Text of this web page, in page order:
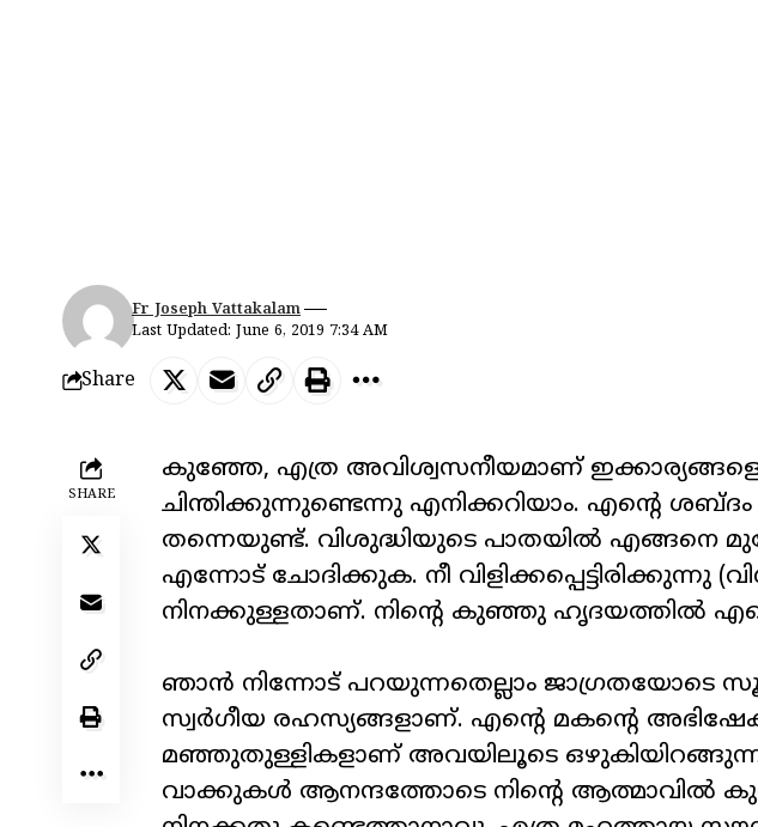
Last Updated: June 6, 2019 7:34 AM
Fr Joseph Vattakalam
Share
SHARE
കുഞ്ഞേ, എത്ര അവിശ്വസനീയമാണ്
ചിന്തിക്കുന്നുണ്ടെന്നു എനിക്കറിയാം. എന്റെ
തന്നെയുണ്ട്. വിശുദ്ധിയുടെ പാതയിൽ എങ്ങനെ
എന്നോട് ചോദിക്കുക. നീ വിളിക്കപ്പെട്ടിരിക്കുന്നു
നിനക്കുള്ളതാണ്. നിന്റെ കുഞ്ഞു ഹൃദയത്തിൽ
ഞാൻ നിന്നോട് പറയുന്നതെല്ലാം ജാഗ്രതയോടെ
സ്വർഗീയ രഹസ്യങ്ങളാണ്. എന്റെ മകന്റെ
മഞ്ഞുതുള്ളികളാണ് അവയിലൂടെ
വാക്കുകൾ ആനന്ദത്തോടെ നിന്റെ ആത്മാവിൽ